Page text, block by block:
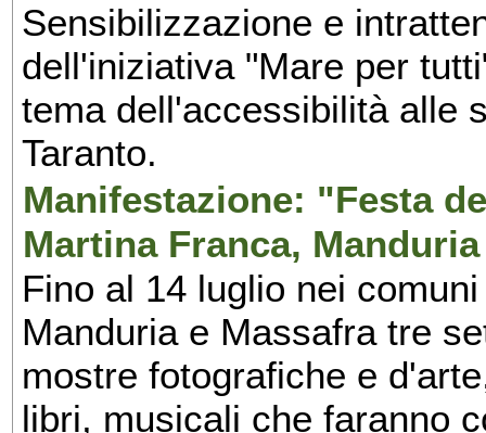
Sensibilizzazione e
dell'iniziativa "Mare per
tema dell'accessibilità alle
Taranto.
Manifestazione: "Festa
Martina Franca,
Fino al 14 luglio nei
Manduria e Massafra tre
mostre fotografiche e
libri, musicali che faranno